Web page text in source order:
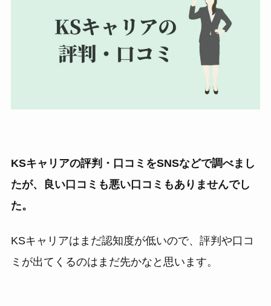
KSキャリアの評判・口コミをSNSなどで調べまし
たが、良い口コミも悪い口コミもありませんでし
た。
KSキャリアはまだ認知度が低いので、評判や口コ
ミが出てくるのはまだ先かなと思います。